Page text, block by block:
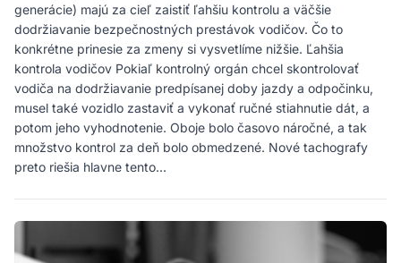
generácie) majú za cieľ zaistiť ľahšiu kontrolu a väčšie
dodržiavanie bezpečnostných prestávok vodičov. Čo to
konkrétne prinesie za zmeny si vysvetlíme nižšie. Ľahšia
kontrola vodičov Pokiaľ kontrolný orgán chcel skontrolovať
vodiča na dodržiavanie predpísanej doby jazdy a odpočinku,
musel také vozidlo zastaviť a vykonať ručné stiahnutie dát, a
potom jeho vyhodnotenie. Oboje bolo časovo náročné, a tak
množstvo kontrol za deň bolo obmedzené. Nové tachografy
preto riešia hlavne tento...